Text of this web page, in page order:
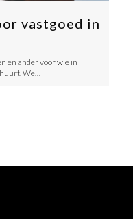
vastgoed in
en ander voor wie in
We…